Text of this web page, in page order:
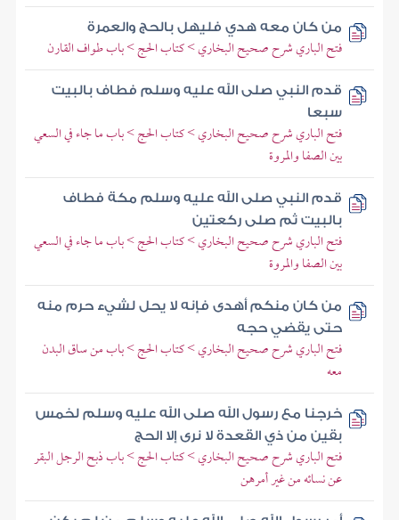
من كان معه هدي فليهل بالحج والعمرة
فتح الباري شرح صحيح البخاري > كتاب الحج > باب طواف القارن
قدم النبي صلى الله عليه وسلم فطاف بالبيت
سبعا
فتح الباري شرح صحيح البخاري > كتاب الحج > باب ما جاء في السعي
بين الصفا والمروة
قدم النبي صلى الله عليه وسلم مكة فطاف
بالبيت ثم صلى ركعتين
فتح الباري شرح صحيح البخاري > كتاب الحج > باب ما جاء في السعي
بين الصفا والمروة
من كان منكم أهدى فإنه لا يحل لشيء حرم منه
حتى يقضي حجه
فتح الباري شرح صحيح البخاري > كتاب الحج > باب من ساق البدن
معه
خرجنا مع رسول الله صلى الله عليه وسلم لخمس
بقين من ذي القعدة لا نرى إلا الحج
فتح الباري شرح صحيح البخاري > كتاب الحج > باب ذبح الرجل البقر
عن نسائه من غير أمرهن